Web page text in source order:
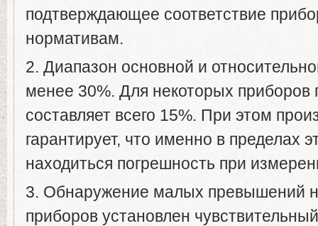
подтверждающее соответствие
нормативам.
2. Диапазон основной и
менее 30%. Для некоторых приборов
составляет всего 15%. При этом
гарантирует, что именно в пределах
находиться погрешность при
3. Обнаружение малых превышений
приборов установлен